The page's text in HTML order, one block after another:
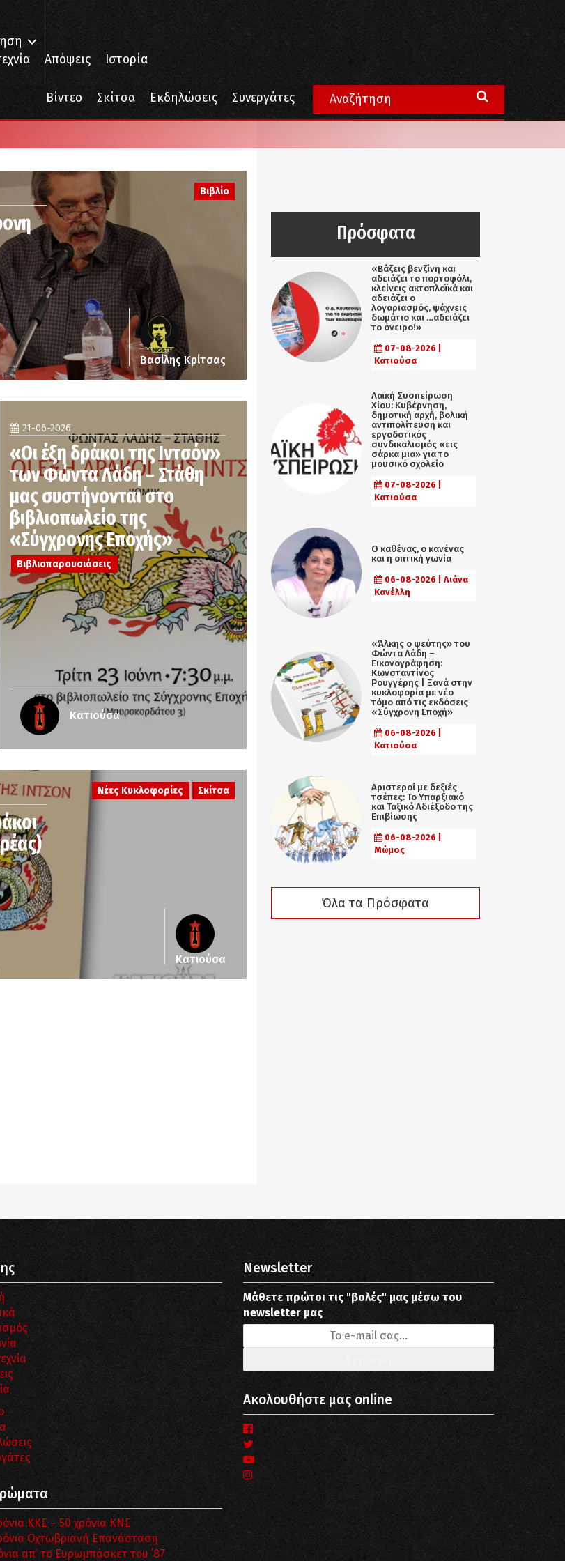
Απόψεις Ιστορία
Βίντεο Σκίτσα Εκδηλώσεις Συνεργάτες
Βιβλίο
Βασίλης Κρίτσας
21-06-2026
«Οι έξη δράκοι της Ιντσόν»
των Φώντα Λάδη – Στάθη
μας συστήνονται στο
βιβλιοπωλείο της
«Σύγχρονης Εποχής»
Βιβλιοπαρουσιάσεις
Κατιούσα
Νέες Κυκλοφορίες Σκίτσα
Κατιούσα
Πρόσφατα
«Βάζεις βενζίνη και
αδειάζει το πορτοφόλι,
κλείνεις ακτοπλοϊκά και
αδειάζει ο
λογαριασμός, ψάχνεις
δωμάτιο και …αδειάζει
το όνειρο!»
07-08-2026 |
Κατιούσα
Λαϊκή Συσπείρωση
Χίου: Κυβέρνηση,
δημοτική αρχή, βολική
αντιπολίτευση και
εργοδοτικός
συνδικαλισμός «εις
σάρκα μια» για το
μουσικό σχολείο
07-08-2026 |
Κατιούσα
Ο καθένας, ο κανένας
και η οπτική γωνία
06-08-2026 | Λιάνα
Κανέλλη
«Άλκης ο ψεύτης» του
Φώντα Λάδη –
Εικονογράφηση:
Κωνσταντίνος
Ρουγγέρης | Ξανά στην
κυκλοφορία με νέο
τόμο από τις εκδόσεις
«Σύγχρονη Εποχή»
06-08-2026 |
Κατιούσα
Αριστεροί με δεξιές
τσέπες: Το Υπαρξιακό
και Ταξικό Αδιέξοδο της
Επιβίωσης
06-08-2026 |
Μώμος
Όλα τα Πρόσφατα
ΚΚΕ – 50 χρόνια ΚΝΕ
Οχτωβριανή Επανάσταση
απ’ το Ευρωμπάσκετ του ΄87
Newsletter
Μάθετε πρώτοι τις "βολές" μας μέσω του
newsletter μας
Ακολουθήστε μας online